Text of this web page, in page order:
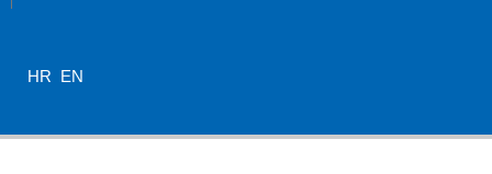
HR EN